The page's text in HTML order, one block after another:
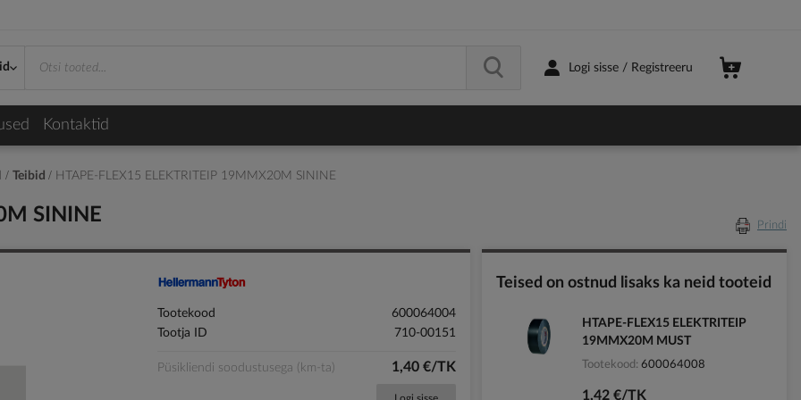
Logi sisse / Registreeru
Kontaktid
Teibid HTAPE-FLEX15 ELEKTRITEIP 19MMX20M SININE
SININE Prindi
Tootekood
600064004
Tootja ID
710-00151
Püsikliendi soodustusega (km-ta) 1,40 €/TK
Teised on ostnud lisaks ka neid tooteid
HTAPE-FLEX15 ELEKTRITEIP
19MMX20M MUST
Tootekood 600064008
1,42 €/TK